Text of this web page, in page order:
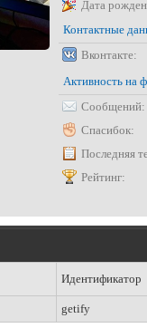
Дата
Контактные
Вконтакте:
Активность на
Сообщений:
Спасибок:
Последняя
Рейтинг:
Идентификатор
getify